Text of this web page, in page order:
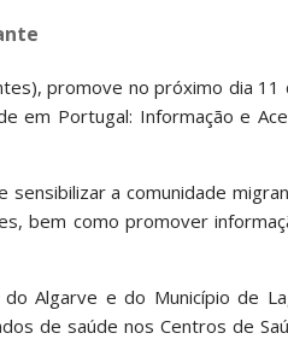
promove no próximo dia 11
em Portugal: Informação e
a comunidade
bem como promover
Algarve e do Município de
de saúde nos Centros de